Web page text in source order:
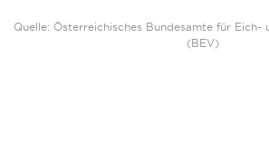
Quelle: Österreichisches Bundesamte für Eich-
(BEV)